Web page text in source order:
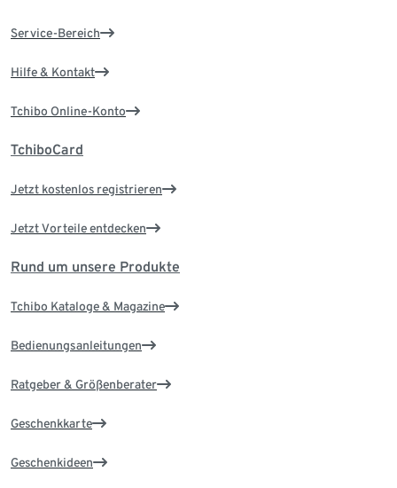
Service-Bereich
Hilfe & Kontakt
Tchibo Online-Konto
TchiboCard
Jetzt kostenlos registrieren
Jetzt Vorteile entdecken
Rund um unsere Produkte
Tchibo Kataloge & Magazine
Bedienungsanleitungen
Ratgeber & Größenberater
Geschenkkarte
Geschenkideen